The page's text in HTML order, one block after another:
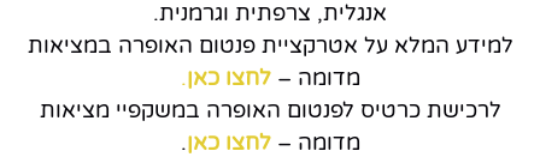
אנגלית, צרפתית וגרמנית.
למידע המלא על אטרקציית פנטום האופרה במציאות
מדומה –לחצו כאן.
לרכישת כרטיס לפנטום האופרה במשקפיי מציאות
מדומה –לחצו כאן.